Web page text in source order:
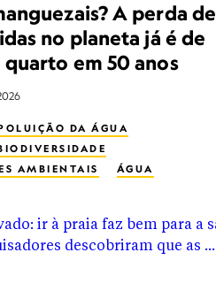
A perda de
no planeta já é de
quarto em 50 anos
DA ÁGUA
AMBIENTAIS
ÁGUA
DA ÁGUA
CONSERVATION